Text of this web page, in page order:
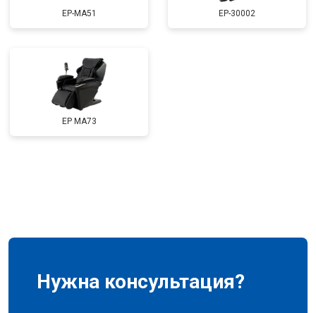
Ремонт сканера от 4800 ₽ Заказать
Замена сетевого трансформатора
Ремонт микро-лифта
EP-MA51 EP-30002
EP MA73
Нужна консультация?